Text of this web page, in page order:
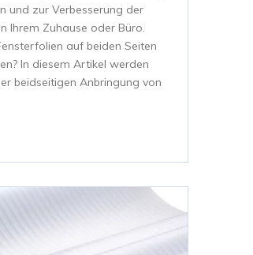
und zur Verbesserung der
Ihrem Zuhause oder Büro.
auf beiden Seiten
In diesem Artikel werden
beidseitigen Anbringung von